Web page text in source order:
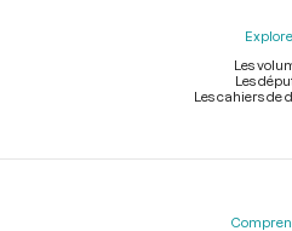
Les
Les
Les cahiers de